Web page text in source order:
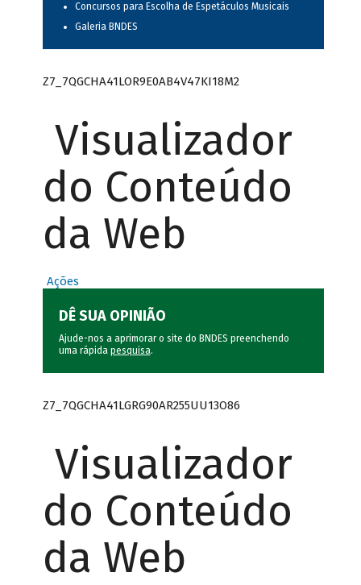
Concursos para Escolha de Espetáculos Musicais
Galeria BNDES
Z7_7QGCHA41LOR9E0AB4V47KI18M2
Visualizador
do Conteúdo
da Web
Ações
DÊ SUA OPINIÃO
Ajude-nos a aprimorar o site do BNDES preenchendo
uma rápida pesquisa.
Z7_7QGCHA41LGRG90AR255UU13O86
Visualizador
do Conteúdo
da Web